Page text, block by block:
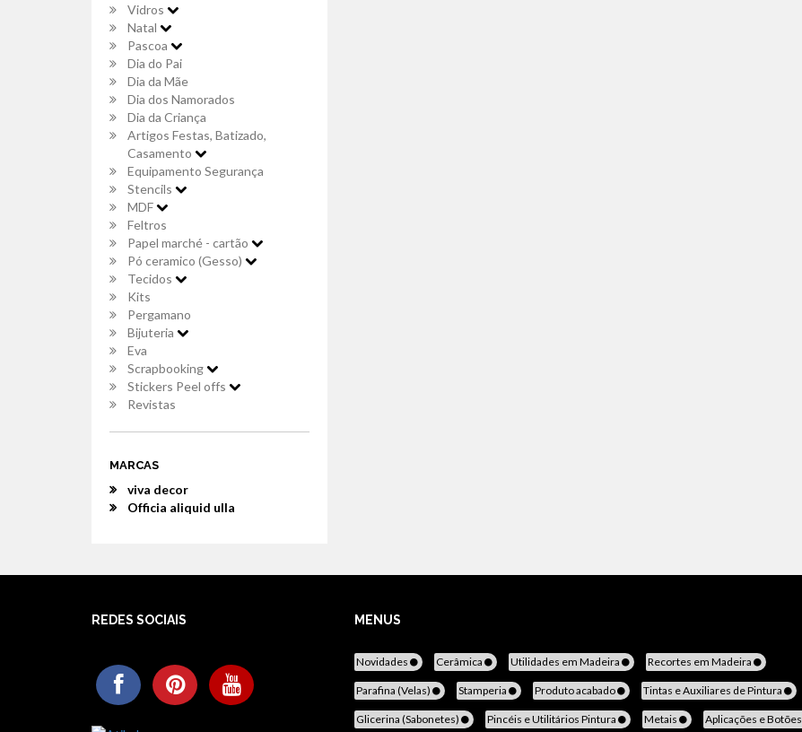
Vidros
Natal
Pascoa
Dia do Pai
Dia da Mãe
Dia dos Namorados
Dia da Criança
Artigos Festas, Batizado,
Casamento
Equipamento Segurança
Stencils
MDF
Feltros
Papel marché - cartão
Pó ceramico (Gesso)
Tecidos
Kits
Pergamano
Bijuteria
Eva
Scrapbooking
Stickers Peel offs
Revistas
MARCAS
viva decor
Officia aliquid ulla
REDES SOCIAIS MENUS
Novidades Cerâmica Utilidades em Madeira Recortes em Madeira
Parafina (Velas) Stamperia Produto acabado Tintas e Auxiliares de Pintura
Glicerina (Sabonetes) Pincéis e Utilitários Pintura Metais Aplicações e Botões